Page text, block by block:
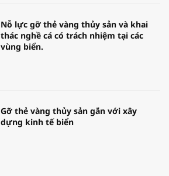
Nỗ lực gỡ thẻ vàng thủy sản và khai
thác nghề cá có trách nhiệm tại các
vùng biển.
Gỡ thẻ vàng thủy sản gắn với xây
dựng kinh tế biển